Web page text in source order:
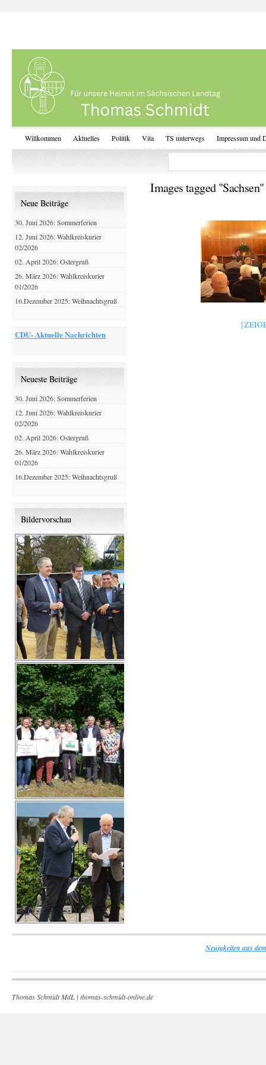
Willkommen Aktuelles Politik Vita TS unterwegs Impressum und
Images tagged "Sachsen"
Neue Beiträge
30. Juni 2026: Sommerferien
12. Juni 2026: Wahlkreiskurier
02/2026
02. April 2026: Ostergruß
26. März 2026: Wahlkreiskurier
01/2026
16.Dezember 2025: Weihnachtsgruß
CDU- Aktuelle Nachrichten
Neueste Beiträge
30. Juni 2026: Sommerferien
12. Juni 2026: Wahlkreiskurier
02/2026
02. April 2026: Ostergruß
26. März 2026: Wahlkreiskurier
01/2026
16.Dezember 2025: Weihnachtsgruß
Bildervorschau
Neuigkeiten aus
Thomas Schmidt MdL | thomas-schmidt-online.de